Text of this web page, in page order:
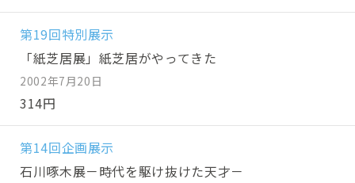
第19回特別展示
「紙芝居展」紙芝居がやってきた
2002年7月20日
314円
第14回企画展示
石川啄木展－時代を駆け抜けた天才－